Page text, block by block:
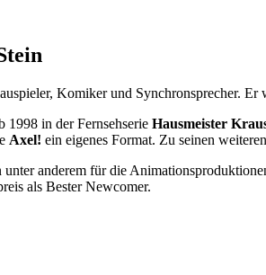
Komiker und Synchronsprecher.
1998 in der Fernsehserie Hausmeister
Axel! ein eigenes Format. Zu seinen
anderem für die
als Bester Newcomer.